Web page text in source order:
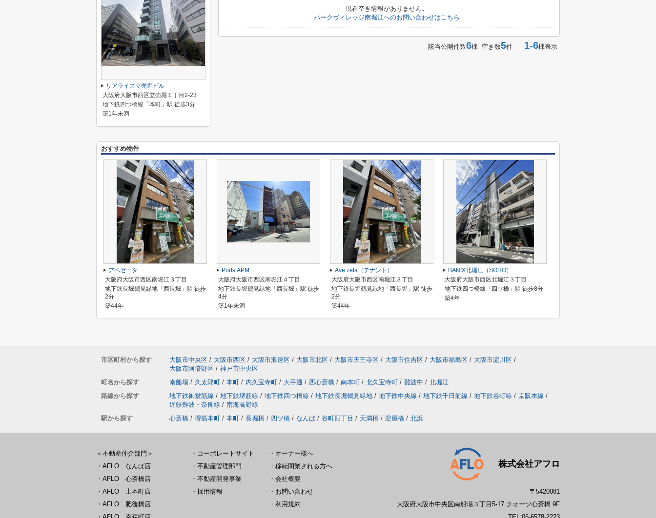
現在空き情報がありません。
パークヴィレッジ南堀江へのお問い合わせはこちら
該当公開件数6棟 空き数5件 1-6棟表示
リアライズ立売堀ビル
大阪府大阪市西区立売堀１丁目2-23
地下鉄四つ橋線「本町」駅 徒歩3分
築1年未満
おすすめ物件
アベゼータ
大阪府大阪市西区南堀江３丁目
地下鉄長堀鶴見緑地「西長堀」駅 徒歩
2分
築44年
Porta APM
大阪府大阪市西区南堀江４丁目
地下鉄長堀鶴見緑地「西長堀」駅 徒歩
4分
築1年未満
Ave.zeta（テナント）
大阪府大阪市西区南堀江３丁目
地下鉄長堀鶴見緑地「西長堀」駅 徒歩
2分
築44年
BANIX北堀江（SOHO）
大阪府大阪市西区北堀江３丁目
地下鉄四つ橋線「四ツ橋」駅 徒歩8分
築4年
市区町村から探す 大阪市中央区 / 大阪市西区 / 大阪市浪速区 / 大阪市北区 / 大阪市天王寺区 / 大阪市住吉区 / 大阪市福島区 / 大阪市淀川区 /
大阪市阿倍野区 / 神戸市中央区
町名から探す
南船場 / 久太郎町 / 本町 / 内久宝寺町 / 大手通 / 西心斎橋 / 南本町 / 北久宝寺町 / 難波中 / 北堀江
路線から探す
地下鉄御堂筋線 / 地下鉄堺筋線 / 地下鉄四つ橋線 / 地下鉄長堀鶴見緑地 / 地下鉄中央線 / 地下鉄千日前線 / 地下鉄谷町線 / 京阪本線 /
近鉄難波・奈良線 / 南海高野線
駅から探す
心斎橋 / 堺筋本町 / 本町 / 長堀橋 / 四ツ橋 / なんば / 谷町四丁目 / 天満橋 / 淀屋橋 / 北浜
＜不動産仲介部門＞
・ AFLO なんば店
・ AFLO 心斎橋店
・ AFLO 上本町店
・ AFLO 肥後橋店
・ コーポレートサイト
・ 不動産管理部門
・ 不動産開発事業
・ 採用情報
・ オーナー様へ
・ 移転閉業される方へ
・ 会社概要
・ お問い合わせ
・ 利用規約
株式会社アフロ
〒5420081
大阪府大阪市中央区南船場３丁目5-17 クオーツ心斎橋 9F